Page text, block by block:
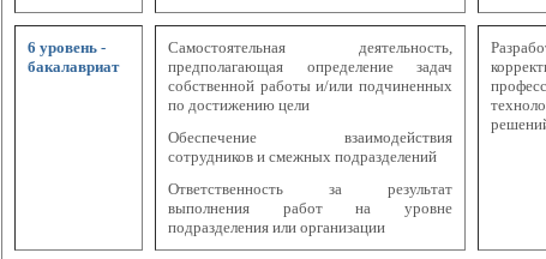
6 уровень -
бакалавриат
Самостоятельная деятельность,
предполагающая определение задач
собственной работы и/или подчиненных
по достижению цели
Обеспечение взаимодействия
сотрудников и смежных подразделений
Ответственность за результат
выполнения работ на уровне
подразделения или организации